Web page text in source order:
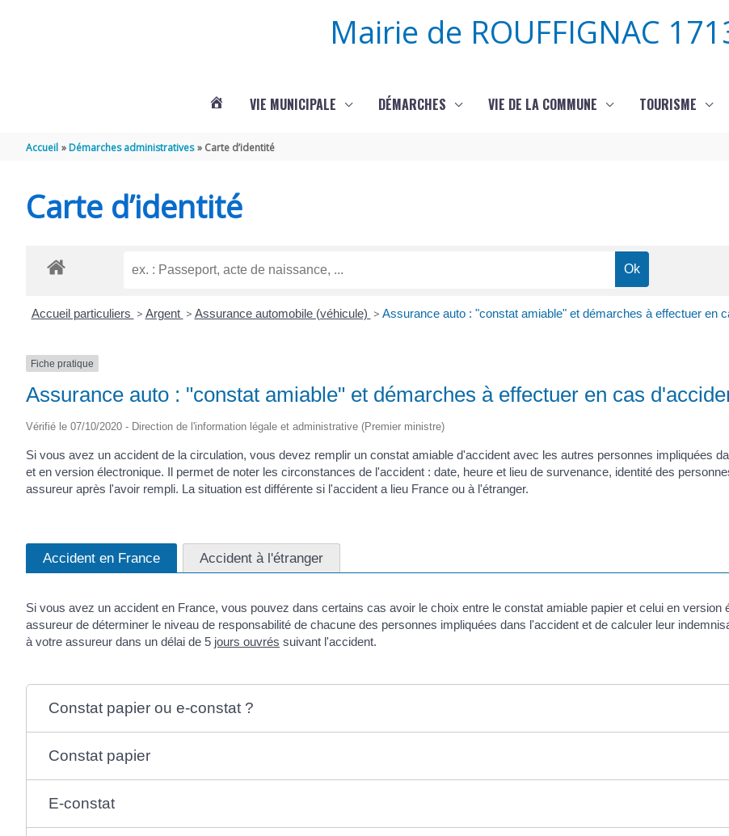
Mairie de ROUFFIGNAC
VIE MUNICIPALE DÉMARCHES VIE DE LA COMMUNE TOURISME
Accueil Démarches administratives Carte d’identité
Carte d’identité
Accueil particuliers > Argent > Assurance automobile (véhicule) > Assurance auto : "constat amiable" et démarches à effectuer en
Fiche pratique
Assurance auto : "constat amiable" et démarches à effectuer en cas
Vérifié le 07/10/2020 - Direction de l'information légale et administrative (Premier ministre)
Si vous avez un accident de la circulation, vous devez remplir un constat amiable d'accident avec les autres personnes impliquées
et en version électronique. Il permet de noter les circonstances de l'accident : date, heure et lieu de survenance, identité des
assureur après l'avoir rempli. La situation est différente si l'accident a lieu France ou à l'étranger.
Accident en France Accident à l'étranger
Si vous avez un accident en France, vous pouvez dans certains cas avoir le choix entre le constat amiable papier et celui en version
assureur de déterminer le niveau de responsabilité de chacune des personnes impliquées dans l'accident et de calculer leur
à votre assureur dans un délai de 5 jours ouvrés suivant l'accident.
Constat papier ou e-constat ?
Constat papier
E-constat